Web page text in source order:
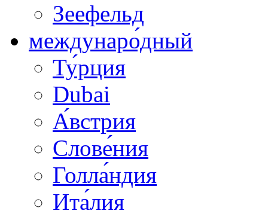
Зеефельд
междунаро́дный
Ту́рция
Dubai
А́встрия
Слове́ния
Голла́ндия
Ита́лия